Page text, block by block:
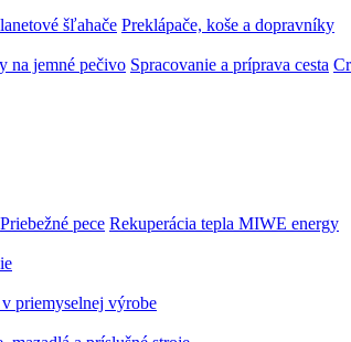
šľahače Preklápače, koše a dopravníky
na jemné pečivo Spracovanie a príprava cesta
Priebežné pece Rekuperácia tepla MIWE energy
priemyselnej výrobe